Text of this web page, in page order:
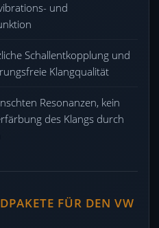
und
Schallentkopplung und
Klangqualität
Resonanzen, kein
des Klangs durch
FÜR DEN VW